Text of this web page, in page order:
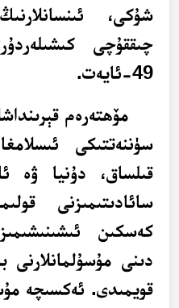
شۇكى،
چىققۇچى
49-ئايەت.
مۆھتەرەم
سۈننەتتىكى
قىلساق، دۇنيا ۋە
سائادىتىمىزنى
كەسكىن
دىنى مۇسۇلمانلارنى
قويمىدى. ئەكسىچە